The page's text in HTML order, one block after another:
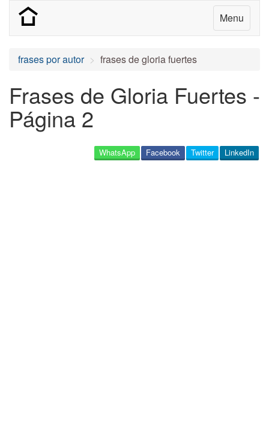
Menu
frases por autor frases de gloria fuertes
Frases de Gloria Fuertes -
Página 2
LinkedIn
Twitter
Facebook
WhatsApp